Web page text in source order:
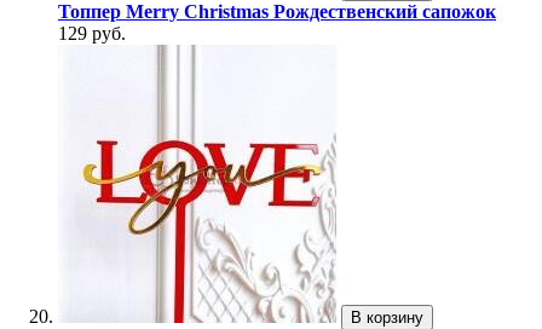
Топпер Merry Christmas Рождественский сапожок
129 руб.
В корзину